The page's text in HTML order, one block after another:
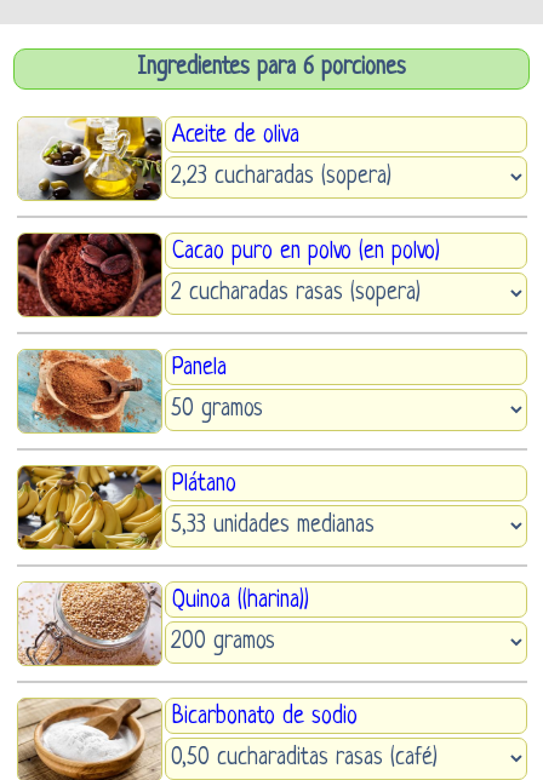
Ingredientes para 6 porciones
Aceite de oliva
Cacao puro en polvo (en polvo)
Panela
Plátano
Quinoa ((harina))
Bicarbonato de sodio